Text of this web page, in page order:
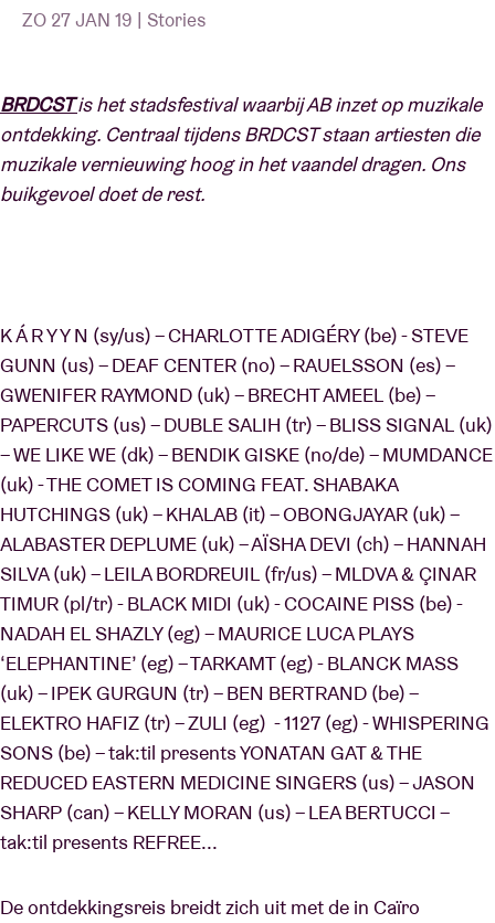
Concertcheque
Contact
ZO 27 JAN 19 | Stories
BRDCSTis het stadsfestival waarbij AB inzet op muzikale
ontdekking. Centraal tijdens BRDCST staan artiesten die
muzikale vernieuwing hoog in het vaandel dragen. Ons
buikgevoel doet de rest.
K Á R Y Y N (sy/us) – CHARLOTTE ADIGÉRY (be) - STEVE
GUNN (us) – DEAF CENTER (no) – RAUELSSON (es) –
GWENIFER RAYMOND (uk) – BRECHT AMEEL (be) –
PAPERCUTS (us) – DUBLE SALIH (tr) – BLISS SIGNAL (uk)
– WE LIKE WE (dk) – BENDIK GISKE (no/de) – MUMDANCE
(uk) - THE COMET IS COMING FEAT. SHABAKA
HUTCHINGS (uk) – KHALAB (it) – OBONGJAYAR (uk) –
ALABASTER DEPLUME (uk) – AÏSHA DEVI (ch) – HANNAH
SILVA (uk) – LEILA BORDREUIL (fr/us) – MLDVA & ÇINAR
TIMUR (pl/tr) - BLACK MIDI (uk) - COCAINE PISS (be) -
NADAH EL SHAZLY (eg) – MAURICE LUCA PLAYS
‘ELEPHANTINE’ (eg) – TARKAMT (eg) - BLANCK MASS
(uk) – IPEK GURGUN (tr) – BEN BERTRAND (be) –
ELEKTRO HAFIZ (tr) – ZULI (eg) - 1127 (eg) - WHISPERING
SONS (be) – tak:til presents YONATAN GAT & THE
REDUCED EASTERN MEDICINE SINGERS (us) – JASON
SHARP (can) – KELLY MORAN (us) – LEA BERTUCCI –
tak:til presents REFREE...
De ontdekkingsreis breidt zich uit met de in Caïro